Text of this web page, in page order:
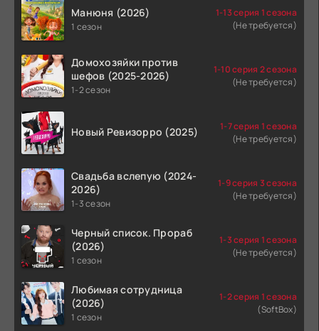
Манюня (2026)
1 сезон
1-13 серия 1 сезона
(Не требуется)
Домохозяйки против
шефов (2025-2026)
1-2 сезон
1-10 серия 2 сезона
(Не требуется)
Новый Ревизорро (2025)
1-7 серия 1 сезона
(Не требуется)
Свадьба вслепую (2024-
2026)
1-3 сезон
1-9 серия 3 сезона
(Не требуется)
Черный список. Прораб
(2026)
1 сезон
1-3 серия 1 сезона
(Не требуется)
Любимая сотрудница
(2026)
1 сезон
1-2 серия 1 сезона
(SoftBox)